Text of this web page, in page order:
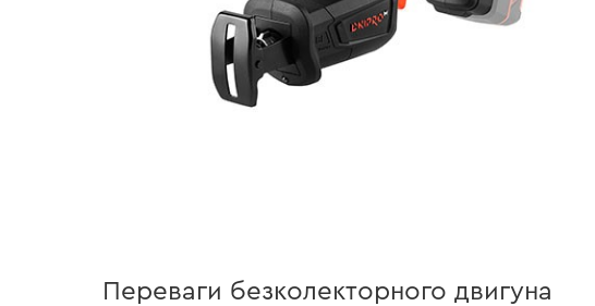
Переваги безколекторного двигуна